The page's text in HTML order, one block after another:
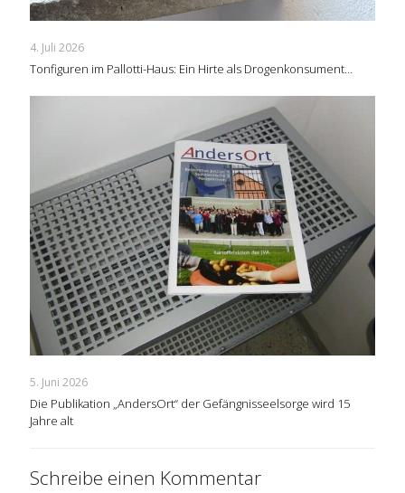
4. Juli 2026
Tonfiguren im Pallotti-Haus: Ein Hirte als Drogenkonsument…
5. Juni 2026
Die Publikation „AndersOrt“ der Gefängnisseelsorge wird 15
Jahre alt
Schreibe einen Kommentar